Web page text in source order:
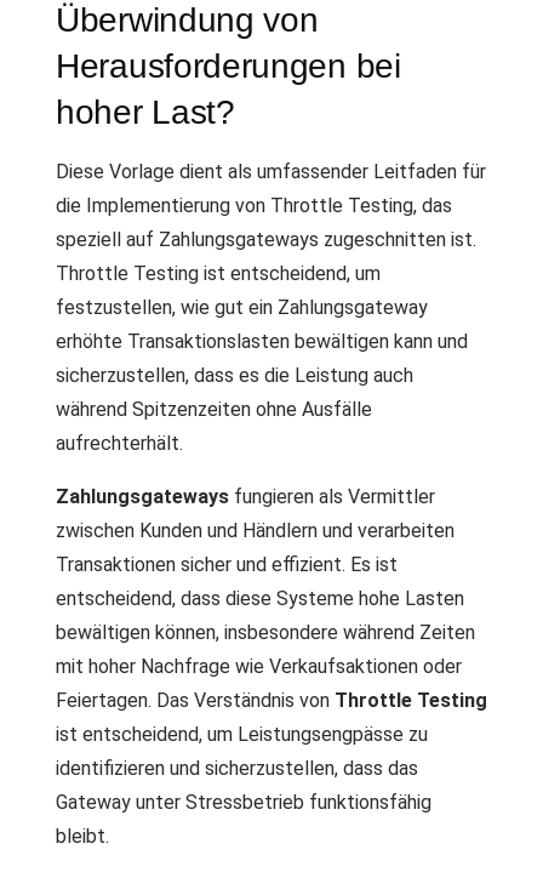
Überwindung von
Herausforderungen bei
hoher Last?
Diese Vorlage dient als umfassender Leitfaden für
die Implementierung von Throttle Testing, das
speziell auf Zahlungsgateways zugeschnitten ist.
Throttle Testing ist entscheidend, um
festzustellen, wie gut ein Zahlungsgateway
erhöhte Transaktionslasten bewältigen kann und
sicherzustellen, dass es die Leistung auch
während Spitzenzeiten ohne Ausfälle
aufrechterhält.
Zahlungsgateways fungieren als Vermittler
zwischen Kunden und Händlern und verarbeiten
Transaktionen sicher und effizient. Es ist
entscheidend, dass diese Systeme hohe Lasten
bewältigen können, insbesondere während Zeiten
mit hoher Nachfrage wie Verkaufsaktionen oder
Feiertagen. Das Verständnis von Throttle Testing
ist entscheidend, um Leistungsengpässe zu
identifizieren und sicherzustellen, dass das
Gateway unter Stressbetrieb funktionsfähig
bleibt.